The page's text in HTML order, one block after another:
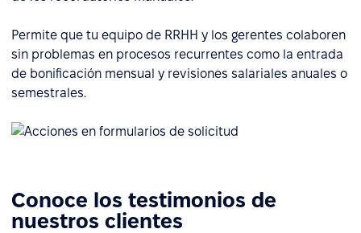
Permite que tu equipo de RRHH y los gerentes colaboren
sin problemas en procesos recurrentes como la entrada
de bonificación mensual y revisiones salariales anuales o
semestrales.
Conoce los testimonios de
nuestros clientes